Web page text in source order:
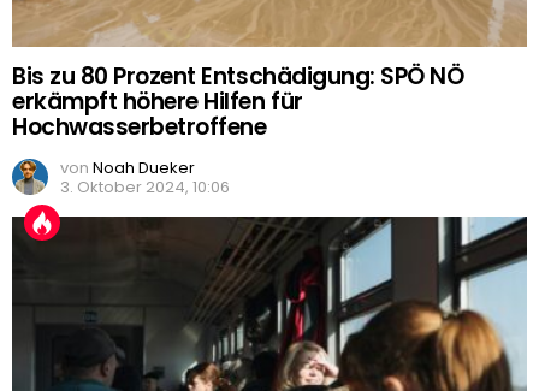
Bis zu 80 Prozent Entschädigung: SPÖ NÖ
erkämpft höhere Hilfen für
Hochwasserbetroffene
von Noah Dueker
3. Oktober 2024, 10:06